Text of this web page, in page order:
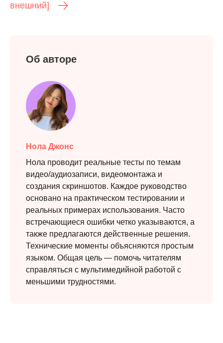
внешний]
Об авторе
Нола Джонс
Нола проводит реальные тесты по темам
видео/аудиозаписи, видеомонтажа и
создания скриншотов. Каждое руководство
основано на практическом тестировании и
реальных примерах использования. Часто
встречающиеся ошибки четко указываются, а
также предлагаются действенные решения.
Технические моменты объясняются простым
языком. Общая цель — помочь читателям
справляться с мультимедийной работой с
меньшими трудностями.